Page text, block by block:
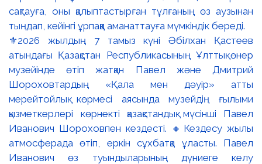
⚜️2026 жылдың 7 тамыз күні Әбілхан Қастеев
атындағы Қазақстан Республикасының Ұлттық өнер
музейінде өтіп жатқан Павел және Дмитрий
Шороховтардың «Қала мен дәуір» атты
мерейтойлық көрмесі аясында музейдің ғылыми
қызметкерлері көрнекті қазақстандық мүсінші Павел
Иванович Шороховпен кездесті. 🔸Кездесу жылы
атмосферада өтіп, еркін сұхбатқа ұласты. Павел
Иванович өз туындыларының дүниеге келу